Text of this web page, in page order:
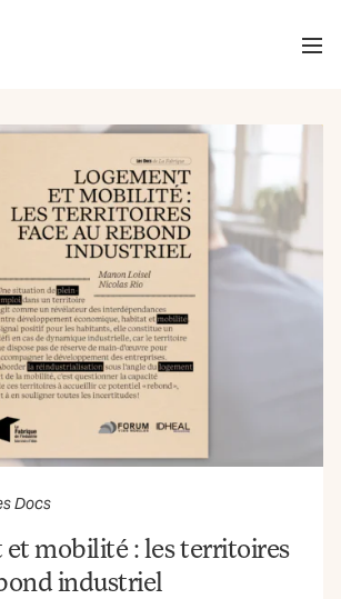
Docs
et mobilité : les territoires
industriel